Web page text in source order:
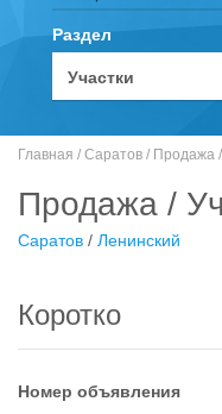
Раздел
Главная / Саратов / Продажа /
Продажа /
Саратов / Ленинский
Коротко
Номер объявления